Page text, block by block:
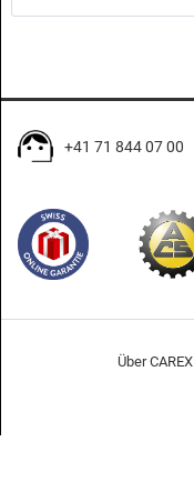
+41 71 844 07 00
Über CAREX